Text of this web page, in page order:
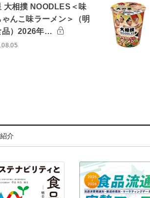
大相撲 NOODLES＜味
ゃんこ味ラーメン＞（明
品）2026年…
介